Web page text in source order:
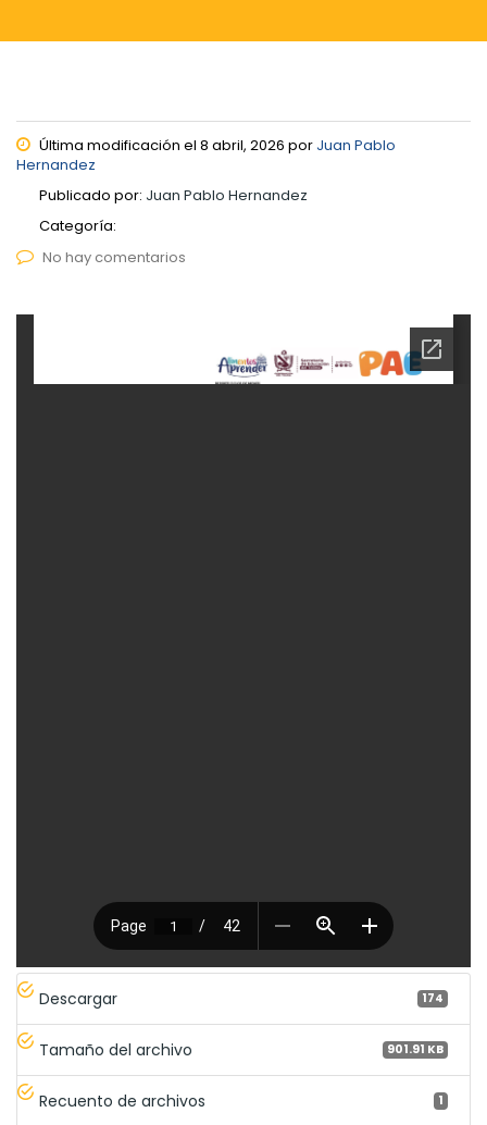
Última modificación el 8 abril, 2026 por Juan Pablo
Hernandez
Publicado por: Juan Pablo Hernandez
Categoría:
No hay comentarios
Descargar 174
Tamaño del archivo 901.91 KB
Recuento de archivos 1